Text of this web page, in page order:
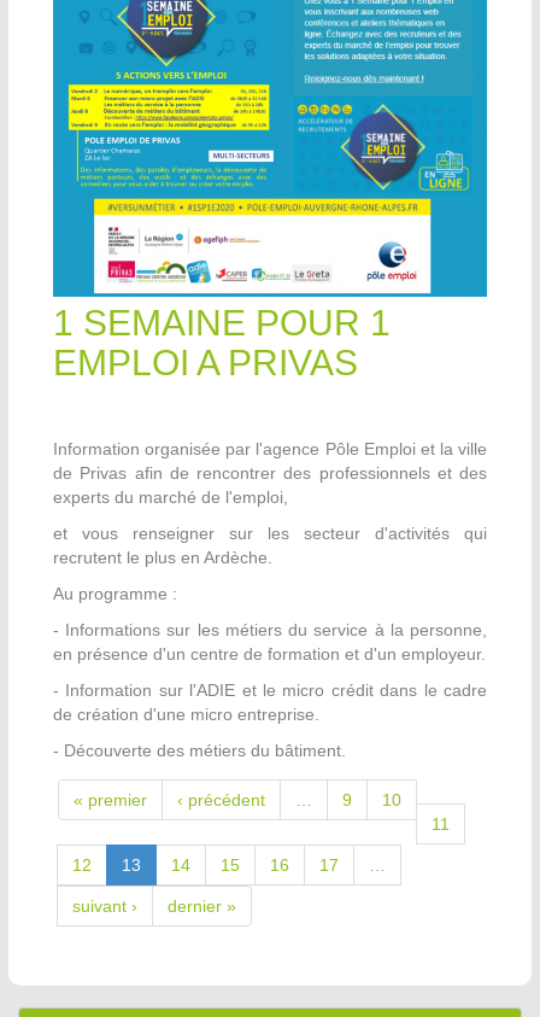
1 SEMAINE POUR 1
EMPLOI A PRIVAS
Information organisée par l'agence Pôle Emploi et la ville
de Privas afin de rencontrer des professionnels et des
experts du marché de l'emploi,
et vous renseigner sur les secteur d'activités qui
recrutent le plus en Ardèche.
Au programme :
- Informations sur les métiers du service à la personne,
en présence d'un centre de formation et d'un employeur.
- Information sur l'ADIE et le micro crédit dans le cadre
de création d'une micro entreprise.
- Découverte des métiers du bâtiment.
« premier ‹ précédent 9
10
11
12 13 14 15 16 17
suivant › dernier »